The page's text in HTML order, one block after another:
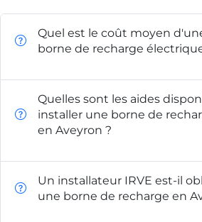
Quel est le coût moyen
borne de recharge
Quelles sont les aides
installer une borne de
en Aveyron ?
Un installateur IRVE est-il
une borne de recharge en